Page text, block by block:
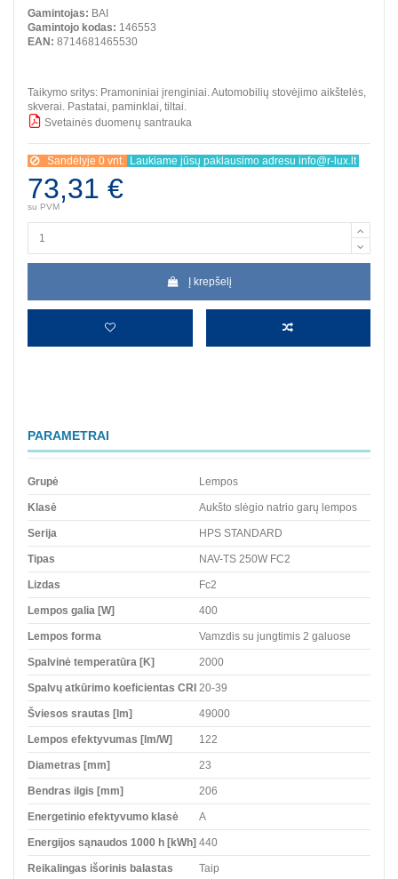
Gamintojas: BAI
Gamintojo kodas: 146553
EAN: 8714681465530
Taikymo sritys: Pramoniniai įrenginiai. Automobilių stovėjimo aikštelės,
skverai. Pastatai, paminklai, tiltai.
Svetainės duomenų santrauka
Sandėlyje 0 vnt. Laukiame jūsų paklausimo adresu info@r-lux.lt
73,31 €
su PVM
Į krepšelį
PARAMETRAI
Grupė Lempos
Klasė Aukšto slėgio natrio garų lempos
Serija HPS STANDARD
Tipas NAV-TS 250W FC2
Lizdas Fc2
Lempos galia [W] 400
Lempos forma Vamzdis su jungtimis 2 galuose
Spalvinė temperatūra [K] 2000
Spalvų atkūrimo koeficientas CRI 20-39
Šviesos srautas [lm] 49000
Lempos efektyvumas [lm/W] 122
Diametras [mm] 23
Bendras ilgis [mm] 206
Energetinio efektyvumo klasė A
Energijos sąnaudos 1000 h [kWh] 440
Reikalingas išorinis balastas Taip